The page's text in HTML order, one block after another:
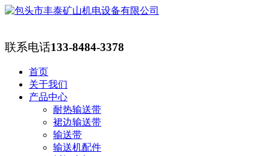
联系电话133-8484-3378
首页
关于我们
产品中心
耐热输送带
裙边输送带
输送带
输送机配件